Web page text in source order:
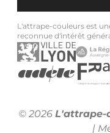
mail
L'attrape-couleurs est
reconnue d'intérêt
© 2026 L'attrape-
|